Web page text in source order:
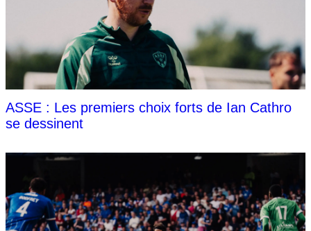
ASSE : Les premiers choix forts de Ian Cathro
se dessinent